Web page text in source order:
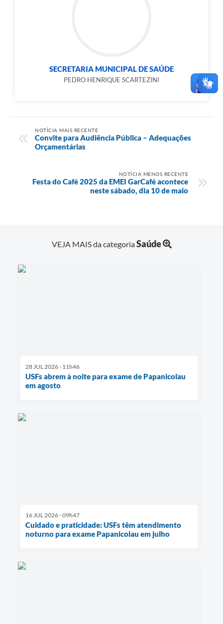
SECRETARIA MUNICIPAL DE SAÚDE
PEDRO HENRIQUE SCARTEZINI
NOTÍCIA MAIS RECENTE
Convite para Audiência Pública – Adequações
Orçamentárias
NOTÍCIA MENOS RECENTE
Festa do Café 2025 da EMEI GarCafé acontece
neste sábado, dia 10 de maio
VEJA MAIS da categoriaSaúde
28 JUL 2026 - 11h46
USFs abrem à noite para exame de Papanicolau
em agosto
16 JUL 2026 - 09h47
Cuidado e praticidade: USFs têm atendimento
noturno para exame Papanicolau em julho